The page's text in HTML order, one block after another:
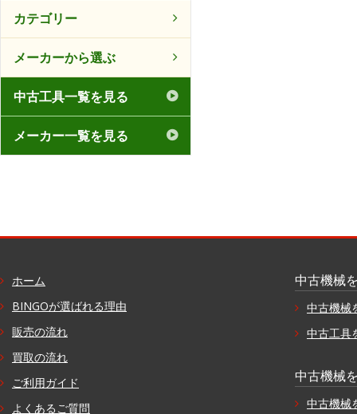
カテゴリー
メーカーから選ぶ
中古工具一覧を見る
メーカー一覧を見る
ホーム
BINGOが選ばれる理由
販売の流れ
買取の流れ
ご利用ガイド
よくあるご質問
中古機械
中古機械
中古工具
中古機械
中古機械